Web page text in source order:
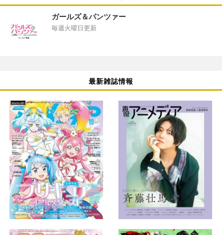
ガールズ＆パンツァー
毎週火曜日更新
最新雑誌情報